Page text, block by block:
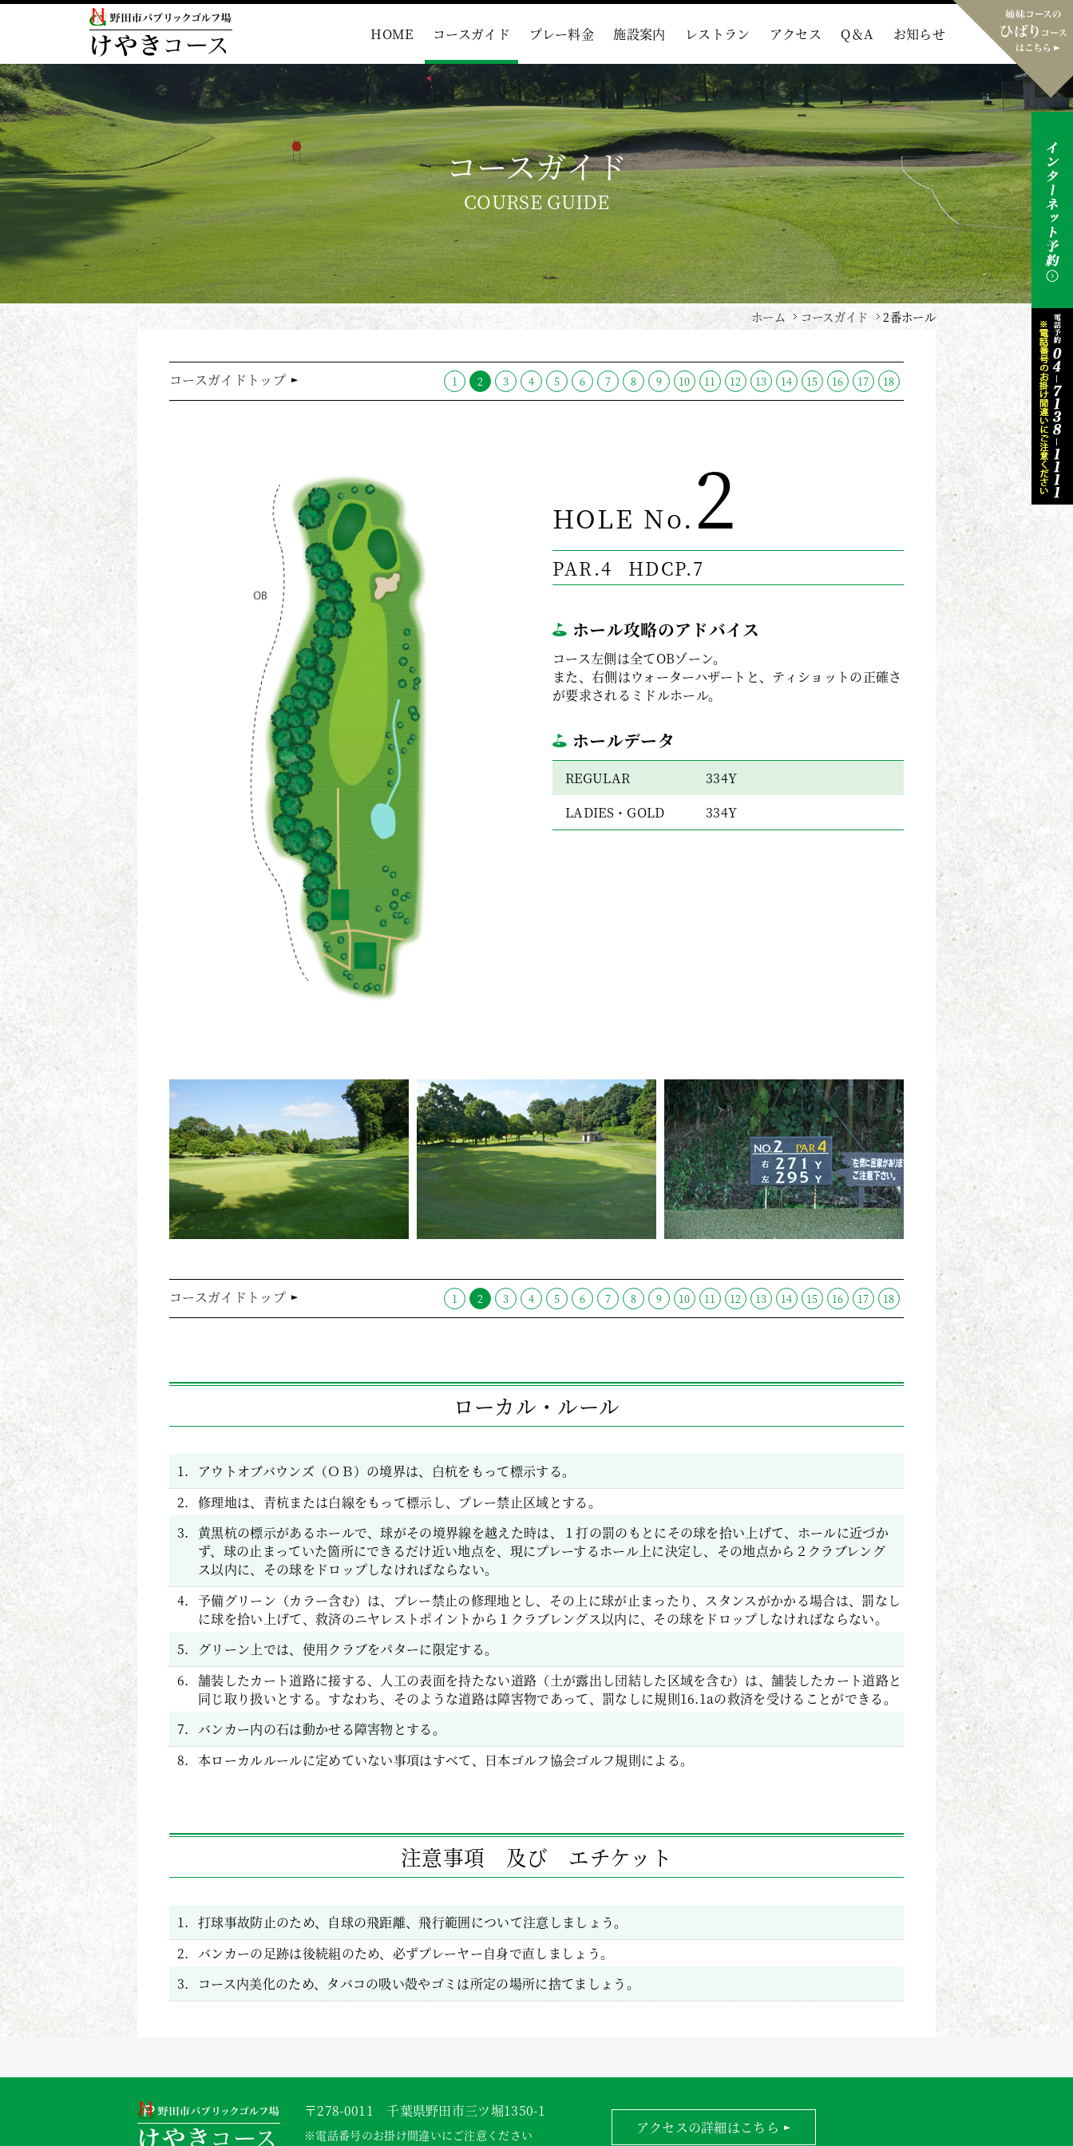
HOME コースガイド プレー料金 施設案内 レストラン アクセス Q＆A お知らせ
コースガイド
COURSE GUIDE
ホーム コースガイド 2番ホール
コースガイドトップ 1 2 3 4 5 6 7 8 9 10 11 12 13 14 15 16 17 18
HOLE No. 2
PAR.4 HDCP.7
ホール攻略のアドバイス
コース左側は全てOBゾーン。
また、右側はウォーターハザートと、ティショットの正確さ
が要求されるミドルホール。
ホールデータ
REGULAR
334Y
LADIES・GOLD
334Y
コースガイドトップ 1 2 3 4 5 6 7 8 9 10 11 12 13 14 15 16 17 18
ローカル・ルール
1.
アウトオブバウンズ（ＯＢ）の境界は、白杭をもって標示する。
2. 修理地は、青杭または白線をもって標示し、プレー禁止区域とする。
3.
黄黒杭の標示があるホールで、球がその境界線を越えた時は、１打の罰のもとにその球を拾い上げて、ホールに近づか
ず、球の止まっていた箇所にできるだけ近い地点を、現にプレーするホール上に決定し、その地点から２クラブレング
ス以内に、その球をドロップしなければならない。
4. 予備グリーン（カラー含む）は、プレー禁止の修理地とし、その上に球が止まったり、スタンスがかかる場合は、罰なし
に球を拾い上げて、救済のニヤレストポイントから１クラブレングス以内に、その球をドロップしなければならない。
5.
グリーン上では、使用クラブをパターに限定する。
6. 舗装したカート道路に接する、人工の表面を持たない道路（土が露出し団結した区域を含む）は、舗装したカート道路と
同じ取り扱いとする。すなわち、そのような道路は障害物であって、罰なしに規則16.1aの救済を受けることができる。
7. バンカー内の石は動かせる障害物とする。
8. 本ローカルルールに定めていない事項はすべて、日本ゴルフ協会ゴルフ規則による。
注意事項 及び エチケット
1. 打球事故防止のため、自球の飛距離、飛行範囲について注意しましょう。
2. バンカーの足跡は後続組のため、必ずプレーヤー自身で直しましょう。
3.
コース内美化のため、タバコの吸い殻やゴミは所定の場所に捨てましょう。
〒278-0011 千葉県野田市三ツ堀1350-1
※電話番号のお掛け間違いにご注意ください アクセスの詳細はこちら